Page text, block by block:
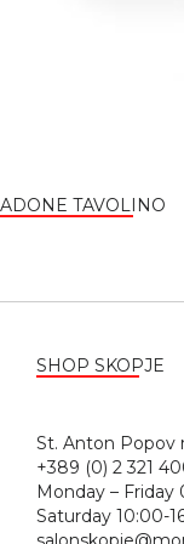
ADONE TAVOLINO
SHOP SKOPJE
St.
+389 (0) 2 321
Monday – Friday
Saturday 10:00-